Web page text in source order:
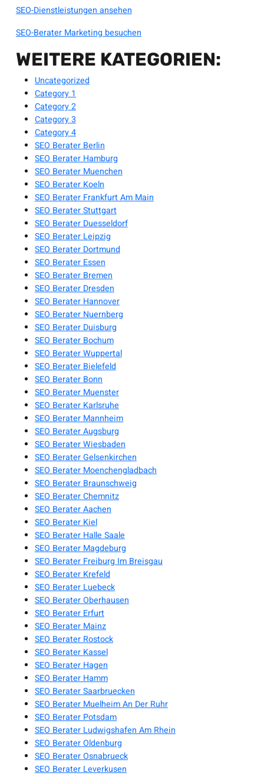
SEO-Dienstleistungen ansehen
SEO-Berater Marketing besuchen
WEITERE KATEGORIEN:
Uncategorized
Category 1
Category 2
Category 3
Category 4
SEO Berater Berlin
SEO Berater Hamburg
SEO Berater Muenchen
SEO Berater Koeln
SEO Berater Frankfurt Am Main
SEO Berater Stuttgart
SEO Berater Duesseldorf
SEO Berater Leipzig
SEO Berater Dortmund
SEO Berater Essen
SEO Berater Bremen
SEO Berater Dresden
SEO Berater Hannover
SEO Berater Nuernberg
SEO Berater Duisburg
SEO Berater Bochum
SEO Berater Wuppertal
SEO Berater Bielefeld
SEO Berater Bonn
SEO Berater Muenster
SEO Berater Karlsruhe
SEO Berater Mannheim
SEO Berater Augsburg
SEO Berater Wiesbaden
SEO Berater Gelsenkirchen
SEO Berater Moenchengladbach
SEO Berater Braunschweig
SEO Berater Chemnitz
SEO Berater Aachen
SEO Berater Kiel
SEO Berater Halle Saale
SEO Berater Magdeburg
SEO Berater Freiburg Im Breisgau
SEO Berater Krefeld
SEO Berater Luebeck
SEO Berater Oberhausen
SEO Berater Erfurt
SEO Berater Mainz
SEO Berater Rostock
SEO Berater Kassel
SEO Berater Hagen
SEO Berater Hamm
SEO Berater Saarbruecken
SEO Berater Muelheim An Der Ruhr
SEO Berater Potsdam
SEO Berater Ludwigshafen Am Rhein
SEO Berater Oldenburg
SEO Berater Osnabrueck
SEO Berater Leverkusen